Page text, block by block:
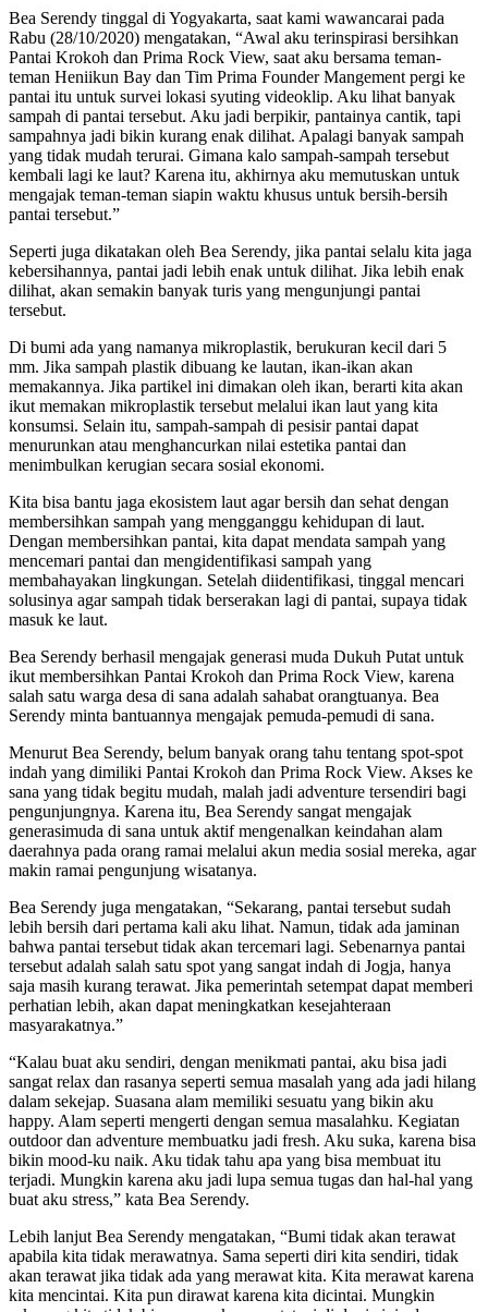
Bea Serendy tinggal di Yogyakarta, saat kami wawancarai pada
Rabu (28/10/2020) mengatakan, “Awal aku terinspirasi bersihkan
Pantai Krokoh dan Prima Rock View, saat aku bersama teman-
teman Heniikun Bay dan Tim Prima Founder Mangement pergi ke
pantai itu untuk survei lokasi syuting videoklip. Aku lihat banyak
sampah di pantai tersebut. Aku jadi berpikir, pantainya cantik, tapi
sampahnya jadi bikin kurang enak dilihat. Apalagi banyak sampah
yang tidak mudah terurai. Gimana kalo sampah-sampah tersebut
kembali lagi ke laut? Karena itu, akhirnya aku memutuskan untuk
mengajak teman-teman siapin waktu khusus untuk bersih-bersih
pantai tersebut.”
Seperti juga dikatakan oleh Bea Serendy, jika pantai selalu kita jaga
kebersihannya, pantai jadi lebih enak untuk dilihat. Jika lebih enak
dilihat, akan semakin banyak turis yang mengunjungi pantai
tersebut.
Di bumi ada yang namanya mikroplastik, berukuran kecil dari 5
mm. Jika sampah plastik dibuang ke lautan, ikan-ikan akan
memakannya. Jika partikel ini dimakan oleh ikan, berarti kita akan
ikut memakan mikroplastik tersebut melalui ikan laut yang kita
konsumsi. Selain itu, sampah-sampah di pesisir pantai dapat
menurunkan atau menghancurkan nilai estetika pantai dan
menimbulkan kerugian secara sosial ekonomi.
Kita bisa bantu jaga ekosistem laut agar bersih dan sehat dengan
membersihkan sampah yang mengganggu kehidupan di laut.
Dengan membersihkan pantai, kita dapat mendata sampah yang
mencemari pantai dan mengidentifikasi sampah yang
membahayakan lingkungan. Setelah diidentifikasi, tinggal mencari
solusinya agar sampah tidak berserakan lagi di pantai, supaya tidak
masuk ke laut.
Bea Serendy berhasil mengajak generasi muda Dukuh Putat untuk
ikut membersihkan Pantai Krokoh dan Prima Rock View, karena
salah satu warga desa di sana adalah sahabat orangtuanya. Bea
Serendy minta bantuannya mengajak pemuda-pemudi di sana.
Menurut Bea Serendy, belum banyak orang tahu tentang spot-spot
indah yang dimiliki Pantai Krokoh dan Prima Rock View. Akses ke
sana yang tidak begitu mudah, malah jadi adventure tersendiri bagi
pengunjungnya. Karena itu, Bea Serendy sangat mengajak
generasimuda di sana untuk aktif mengenalkan keindahan alam
daerahnya pada orang ramai melalui akun media sosial mereka, agar
makin ramai pengunjung wisatanya.
Bea Serendy juga mengatakan, “Sekarang, pantai tersebut sudah
lebih bersih dari pertama kali aku lihat. Namun, tidak ada jaminan
bahwa pantai tersebut tidak akan tercemari lagi. Sebenarnya pantai
tersebut adalah salah satu spot yang sangat indah di Jogja, hanya
saja masih kurang terawat. Jika pemerintah setempat dapat memberi
perhatian lebih, akan dapat meningkatkan kesejahteraan
masyarakatnya.”
“Kalau buat aku sendiri, dengan menikmati pantai, aku bisa jadi
sangat relax dan rasanya seperti semua masalah yang ada jadi hilang
dalam sekejap. Suasana alam memiliki sesuatu yang bikin aku
happy. Alam seperti mengerti dengan semua masalahku. Kegiatan
outdoor dan adventure membuatku jadi fresh. Aku suka, karena bisa
bikin mood-ku naik. Aku tidak tahu apa yang bisa membuat itu
terjadi. Mungkin karena aku jadi lupa semua tugas dan hal-hal yang
buat aku stress,” kata Bea Serendy.
Lebih lanjut Bea Serendy mengatakan, “Bumi tidak akan terawat
apabila kita tidak merawatnya. Sama seperti diri kita sendiri, tidak
akan terawat jika tidak ada yang merawat kita. Kita merawat karena
kita mencintai. Kita pun dirawat karena kita dicintai. Mungkin